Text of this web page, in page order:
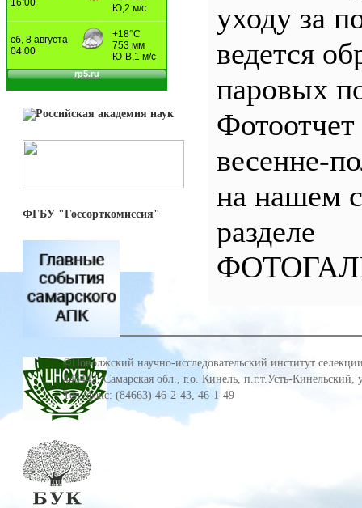
ФГБУ "Госсорткомиссия"
уходу за
ведется
паровых
Фотоотчет
весенне-
на нашем
разделе
©Поволжский научно-исследовательский институт
446442, Самарская обл., г.о. Кинель, п.г.т.Усть-Кинельский,
Тел./факс: (84663) 46-2-43, 46-1-49